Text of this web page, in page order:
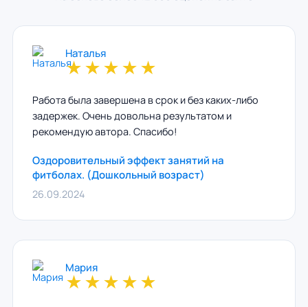
Наталья
★★★★★
Работа была завершена в срок и без каких-либо
задержек. Очень довольна результатом и
рекомендую автора. Спасибо!
Оздоровительный эффект занятий на
фитболах. (Дошкольный возраст)
26.09.2024
Мария
★★★★★